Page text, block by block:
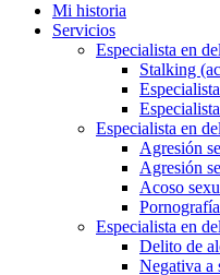
Mi historia
Servicios
Especialista en
Stalking
Especialista en
Agresión
Agresión
Acoso
Especialista en
Delito de
Negativa a